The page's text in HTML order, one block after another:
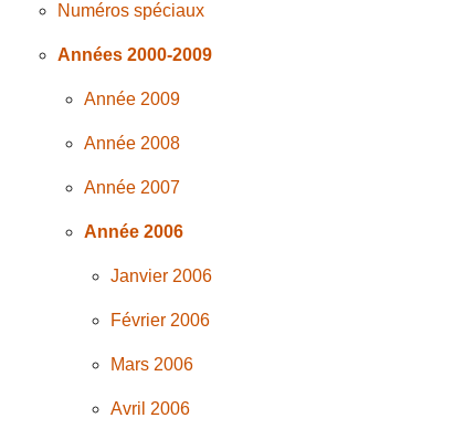
Numéros spéciaux
Années 2000-2009
Année 2009
Année 2008
Année 2007
Année 2006
Janvier 2006
Février 2006
Mars 2006
Avril 2006